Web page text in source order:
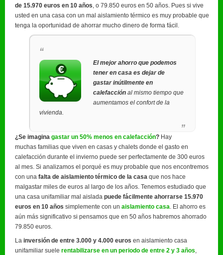
de 15.970 euros en 10 años, o 79.850 euros en 50 años. Pues si vive
usted en una casa con un mal aislamiento térmico es muy probable que
tenga la oportunidad de ahorrar mucho dinero de forma fácil.
El mejor ahorro que podemos
tener en casa es dejar de
gastar inútilmente en
calefacciónal mismo tiempo que
aumentamos el confort de la
vivienda.
¿Se imagina gastar un 50% menos en calefacción? Hay
muchas familias que viven en casas y chalets donde el gasto en
calefacción durante el invierno puede ser perfectamente de 300 euros
al mes. Si analizamos el porqué es muy probable que nos encontremos
con una falta de aislamiento térmico de la casa que nos hace
malgastar miles de euros al largo de los años. Tenemos estudiado que
una casa unifamiliar mal aislada puede fácilmente ahorrarse 15.970
euros en 10 años simplemente con un aislamiento casa. El ahorro es
aún más significativo si pensamos que en 50 años habremos ahorrado
79.850 euros.
La inversión de entre 3.000 y 4.000 euros en aislamiento casa
unifamiliar suele rentabilizarse en un periodo de entre 2 y 3 años,